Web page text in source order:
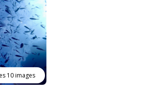
10 images